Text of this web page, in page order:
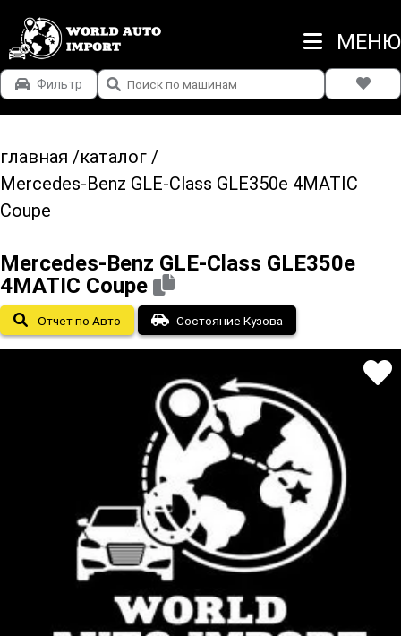
МЕНЮ
Фильтр
главная /каталог /
Mercedes-Benz GLE-Class GLE350e 4MATIC
Coupe
Mercedes-Benz GLE-Class GLE350e
4MATIC Coupe
Отчет по Авто Состояние Кузова